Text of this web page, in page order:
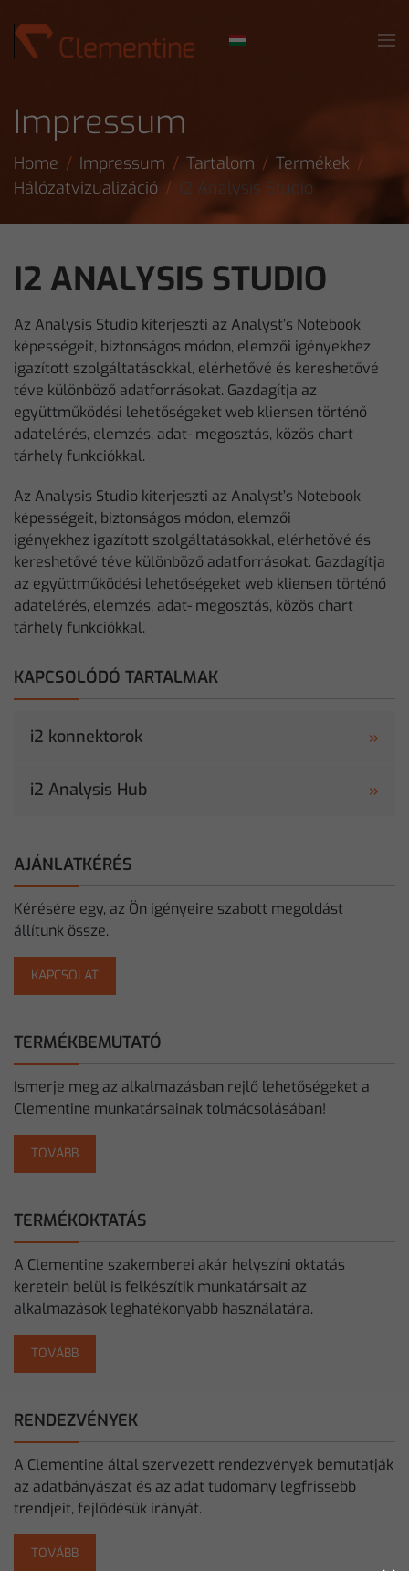
Skip to main content
Impressum
Home Impressum Tartalom
Termékek
Hálózatvizualizáció
i2 Analysis Studio
KAPCSOLÓDÓ TARTALMAK
i2 konnektorok
i2 Analysis Hub
AJÁNLATKÉRÉS
Kérésére egy, az Ön igényeire szabott megoldást
állítunk össze.
KAPCSOLAT
TERMÉKBEMUTATÓ
Ismerje meg az alkalmazásban rejlő lehetőségeket a
Clementine munkatársainak tolmácsolásában!
TOVÁBB
TERMÉKOKTATÁS
A Clementine szakemberei akár helyszíni oktatás
keretein belül is felkészítik munkatársait az
alkalmazások leghatékonyabb használatára.
TOVÁBB
RENDEZVÉNYEK
A Clementine által szervezett rendezvények bemutatják
az adatbányászat és az adat tudomány legfrissebb
trendjeit, fejlődésük irányát.
TOVÁBB
I2 ANALYSIS STUDIO
Az Analysis Studio kiterjeszti az Analyst’s Notebook
képességeit, biztonságos módon, elemzői igényekhez
igazított szolgáltatásokkal, elérhetővé és kereshetővé
téve különböző adatforrásokat. Gazdagítja az
együttműködési lehetőségeket web kliensen történő
adatelérés, elemzés, adat- megosztás, közös chart
tárhely funkciókkal.
Az Analysis Studio kiterjeszti az Analyst’s Notebook
képességeit, biztonságos módon, elemzői
igényekhez igazított szolgáltatásokkal, elérhetővé és
kereshetővé téve különböző adatforrásokat. Gazdagítja
az együttműködési lehetőségeket web kliensen történő
adatelérés, elemzés, adat- megosztás, közös chart
tárhely funkciókkal.